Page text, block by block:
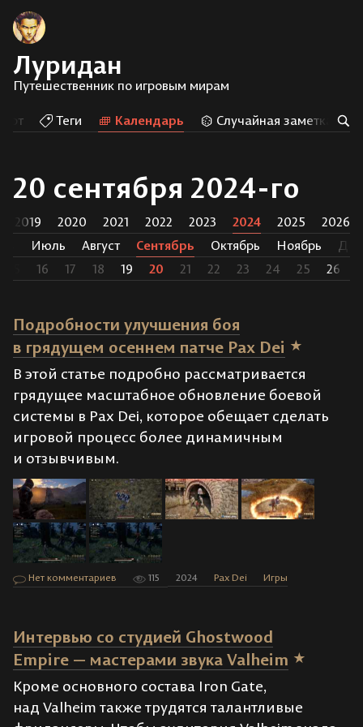
Луридан
Путешественник по игровым мирам
Арт Теги Календарь Случайная заметка
20 сентября 2024-го
2019 2020 2021 2022 2023 2024 2025
2026
Июль Август Сентябрь Октябрь Ноябрь
16 17 18 19 20 21 22 23 24 25 26
Подробности улучшения боя
в грядущем осеннем патче Pax Dei
В этой статье подробно рассматривается
грядущее масштабное обновление боевой
системы в Pax Dei, которое обещает сделать
игровой процесс более динамичным
и отзывчивым.
Нет комментариев 115 2024 Pax Dei Игры
Интервью со студией Ghostwood
Empire — мастерами звука Valheim
Кроме основного состава Iron Gate,
над Valheim также трудятся талантливые